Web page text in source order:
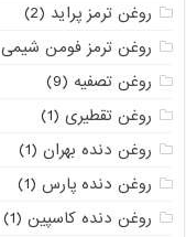
روغن ترمز پراید (2)
روغن ترمز فومن شیمی
روغن تصفیه (9)
روغن تقطیری (1)
روغن دنده بهران (1)
روغن دنده پارس (1)
روغن دنده کاسپین (1)